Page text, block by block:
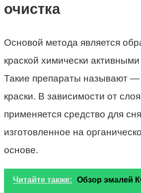
очистка
Основой метода является
краской химически
Такие препараты называют —
краски. В зависимости от
применяется средство для
изготовленное на
основе.
Читайте также: Обзор эмалей